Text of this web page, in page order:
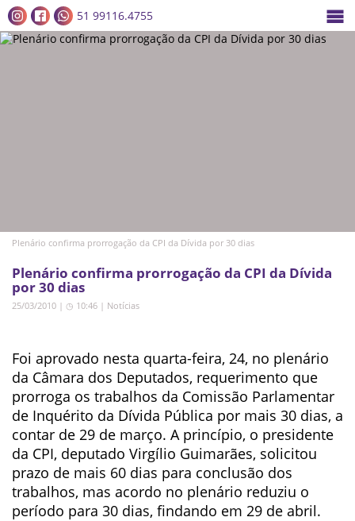
51 99116.4755
Plenário confirma prorrogação da CPI da Dívida por 30 dias
Plenário confirma prorrogação da CPI da Dívida
por 30 dias
25/03/2010 | ◷ 10:46 | Notícias
Foi aprovado nesta quarta-feira, 24, no plenário
da Câmara dos Deputados, requerimento que
prorroga os trabalhos da Comissão Parlamentar
de Inquérito da Dívida Pública por mais 30 dias, a
contar de 29 de março. A princípio, o presidente
da CPI, deputado Virgílio Guimarães, solicitou
prazo de mais 60 dias para conclusão dos
trabalhos, mas acordo no plenário reduziu o
período para 30 dias, findando em 29 de abril.